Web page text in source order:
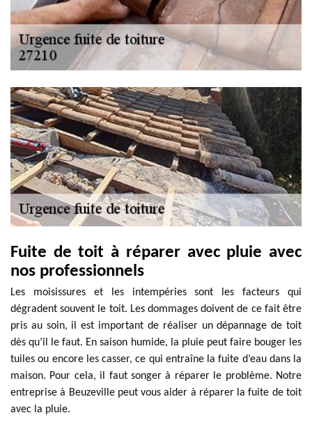
Fuite de toit à réparer avec pluie avec
nos professionnels
Les moisissures et les intempéries sont les facteurs qui
dégradent souvent le toit. Les dommages doivent de ce fait être
pris au soin, il est important de réaliser un dépannage de toit
dès qu’il le faut. En saison humide, la pluie peut faire bouger les
tuiles ou encore les casser, ce qui entraîne la fuite d’eau dans la
maison. Pour cela, il faut songer à réparer le problème. Notre
entreprise à Beuzeville peut vous aider à réparer la fuite de toit
avec la pluie.